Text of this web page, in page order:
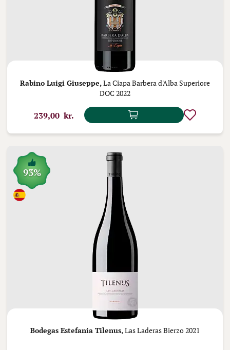
Rabino Luigi Giuseppe, La Ciapa Barbera d'Alba Superiore
DOC 2022
239,00 kr.
93%
Bodegas Estefania Tilenus,Las Laderas Bierzo 2021